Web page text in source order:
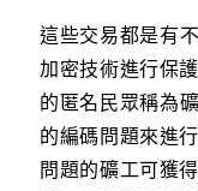
這些交易都是有
加密技術進行保
的匿名民眾稱為
的編碼問題來進
問題的礦工可獲